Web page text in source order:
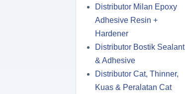
Distributor Milan Epoxy
Adhesive Resin +
Hardener
Distributor Bostik Sealant
& Adhesive
Distributor Cat, Thinner,
Kuas & Peralatan Cat